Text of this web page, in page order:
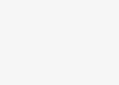
歲序安然 大月曆預購開
」2月份抽獎得獎名單